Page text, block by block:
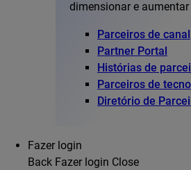
dimensionar e
Parceiros de canal
Partner Portal
Histórias de
Parceiros de
Diretório de
Fazer login
Back Fazer login Close